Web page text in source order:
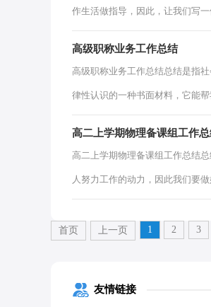
作生活做指导，因此，让我们写
高级职称业务工作总结
高级职称业务工作总结总结是指
律性认识的一种书面材料，它能
高二上学期物理备课组工作
高二上学期物理备课组工作总结
人努力工作的动力，因此我们要
首页 上一页 1 2 3
友情链接